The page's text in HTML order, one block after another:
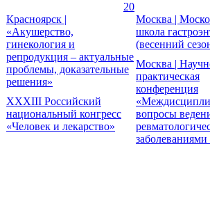
20
Красноярск |
«Акушерство,
гинекология и
репродукция – актуальные
проблемы, доказательные
решения»
XXXIII Российский
национальный конгресс
«Человек и лекарство»
Москва |
школа
(весенний
Москва |
практическая
конференция
вопросы